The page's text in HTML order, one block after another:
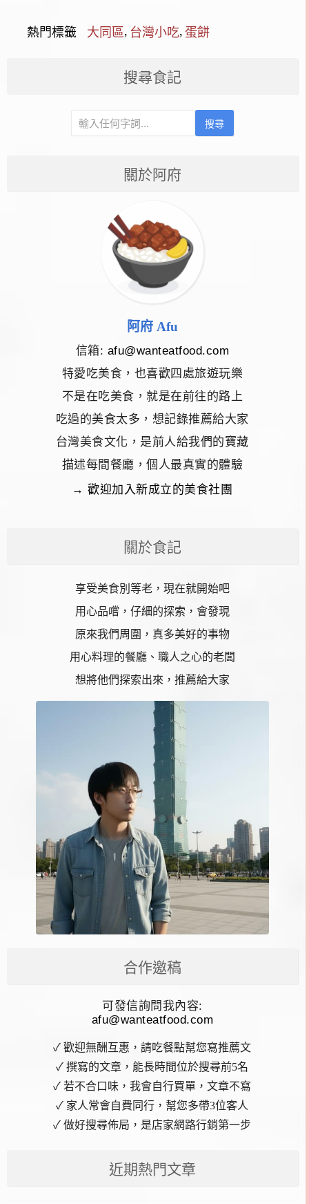
熱門標籤 大同區, 台灣小吃, 蛋餅
搜尋食記
搜尋
關於阿府
阿府 Afu
信箱: afu@wanteatfood.com
特愛吃美食，也喜歡四處旅遊玩樂
不是在吃美食，就是在前往的路上
吃過的美食太多，想記錄推薦給大家
台灣美食文化，是前人給我們的寶藏
描述每間餐廳，個人最真實的體驗
→ 歡迎加入新成立的美食社團
關於食記
享受美食別等老，現在就開始吧
用心品嚐，仔細的探索，會發現
原來我們周圍，真多美好的事物
用心料理的餐廳、職人之心的老闆
想將他們探索出來，推薦給大家
合作邀稿
可發信詢問我內容:
afu@wanteatfood.com
✓ 歡迎無酬互惠，請吃餐點幫您寫推薦文
✓ 撰寫的文章，能長時間位於搜尋前5名
✓ 若不合口味，我會自行買單，文章不寫
✓ 家人常會自費同行，幫您多帶3位客人
✓ 做好搜尋佈局，是店家網路行銷第一步
近期熱門文章